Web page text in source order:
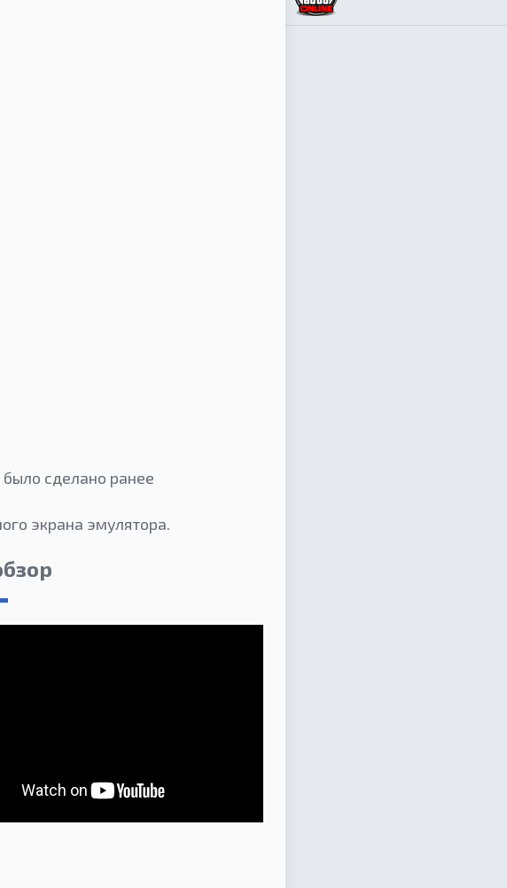
сделано ранее
экрана эмулятора.